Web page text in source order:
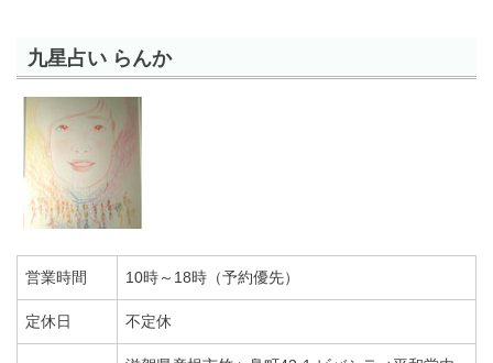
九星占い らんか
営業時間 10時～18時（予約優先）
定休日 不定休